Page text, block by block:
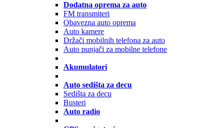
Dodatna oprema za auto
FM transmiteri
Obavezna auto oprema
Auto kamere
Držači mobilnih telefona za auto
Auto punjači za mobilne telefone
Akumulatori
Auto sedišta za decu
Sedišta za decu
Busteri
Auto radio